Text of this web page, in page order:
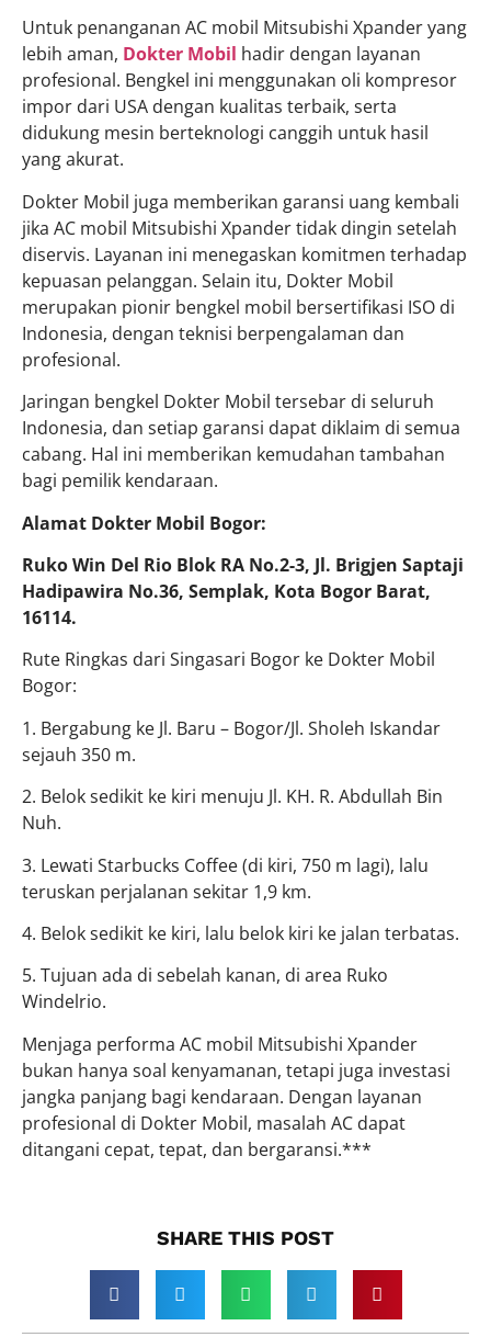
Untuk penanganan AC mobil Mitsubishi Xpander yang
lebih aman, Dokter Mobil hadir dengan layanan
profesional. Bengkel ini menggunakan oli kompresor
impor dari USA dengan kualitas terbaik, serta
didukung mesin berteknologi canggih untuk hasil
yang akurat.
Dokter Mobil juga memberikan garansi uang kembali
jika AC mobil Mitsubishi Xpander tidak dingin setelah
diservis. Layanan ini menegaskan komitmen terhadap
kepuasan pelanggan. Selain itu, Dokter Mobil
merupakan pionir bengkel mobil bersertifikasi ISO di
Indonesia, dengan teknisi berpengalaman dan
profesional.
Jaringan bengkel Dokter Mobil tersebar di seluruh
Indonesia, dan setiap garansi dapat diklaim di semua
cabang. Hal ini memberikan kemudahan tambahan
bagi pemilik kendaraan.
Alamat Dokter Mobil Bogor:
Ruko Win Del Rio Blok RA No.2-3, Jl. Brigjen Saptaji
Hadipawira No.36, Semplak, Kota Bogor Barat,
16114.
Rute Ringkas dari Singasari Bogor ke Dokter Mobil
Bogor:
1. Bergabung ke Jl. Baru – Bogor/Jl. Sholeh Iskandar
sejauh 350 m.
2. Belok sedikit ke kiri menuju Jl. KH. R. Abdullah Bin
Nuh.
3. Lewati Starbucks Coffee (di kiri, 750 m lagi), lalu
teruskan perjalanan sekitar 1,9 km.
4. Belok sedikit ke kiri, lalu belok kiri ke jalan terbatas.
5. Tujuan ada di sebelah kanan, di area Ruko
Windelrio.
Menjaga performa AC mobil Mitsubishi Xpander
bukan hanya soal kenyamanan, tetapi juga investasi
jangka panjang bagi kendaraan. Dengan layanan
profesional di Dokter Mobil, masalah AC dapat
ditangani cepat, tepat, dan bergaransi.***
SHARE THIS POST​